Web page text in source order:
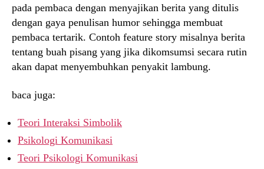
pada pembaca dengan menyajikan berita yang ditulis
dengan gaya penulisan humor sehingga membuat
pembaca tertarik. Contoh feature story misalnya berita
tentang buah pisang yang jika dikomsumsi secara rutin
akan dapat menyembuhkan penyakit lambung.
baca juga:
Teori Interaksi Simbolik
Psikologi Komunikasi
Teori Psikologi Komunikasi